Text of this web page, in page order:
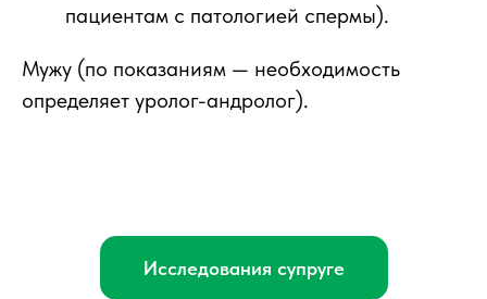
пациентам с патологией спермы).
Мужу (по показаниям — необходимость
определяет уролог-андролог).
Исследования супруге